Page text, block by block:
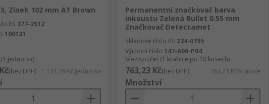
Zinek 102 mm AT Brown
RS 377-2512
100131
jednotka)
(bez DPH) 1 131,26 Kč/jednotka
Permanentní značkovač barva
inkoustu Zelená Bullet 0.55 mm
Značkovač Detectamet
Skladové číslo RS 234-0795
Výrobní číslo 147-A06-P04
Mezisoučet (1 krabice po 10 kusech)
763,23 Kč(bez DPH) 763,23 Kč/krabice
Množství